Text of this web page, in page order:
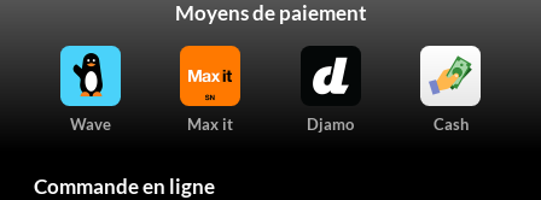
Moyens de paiement
Wave Max it Djamo Cash
Commande en ligne